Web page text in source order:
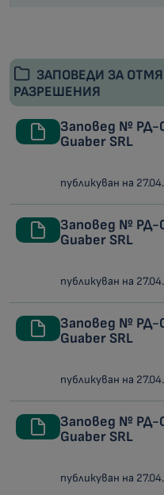
ЗАПОВЕДИ ЗА
РАЗРЕШЕНИЯ
Заповед № РД-
Guaber SRL
публикуван на
Заповед № РД-
Guaber SRL
публикуван на
Заповед № РД-
Guaber SRL
публикуван на
Заповед № РД-
Guaber SRL
публикуван на